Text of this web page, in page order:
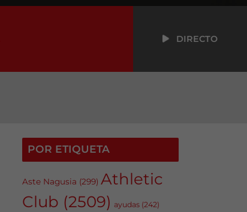
DIRECTO
POR ETIQUETA
Aste Nagusia (299) Athletic
Club (2509) ayudas (242)